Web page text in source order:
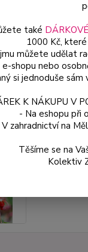
také
1000 Kč,
můžete udělat
shopu nebo
si jednoduše
K NÁKUPU V
- Na eshopu při
zahradnictví na
Těšíme se na
Kolektiv